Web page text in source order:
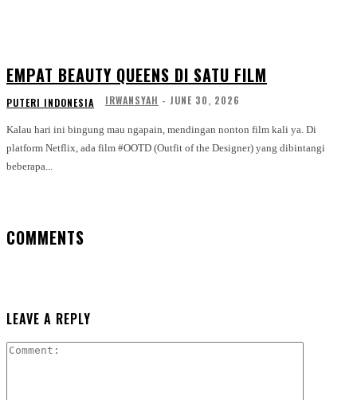
EMPAT BEAUTY QUEENS DI SATU FILM
PUTERI INDONESIA IRWANSYAH - JUNE 30, 2026
Kalau hari ini bingung mau ngapain, mendingan nonton film kali ya. Di
platform Netflix, ada film #OOTD (Outfit of the Designer) yang dibintangi
beberapa...
COMMENTS
LEAVE A REPLY